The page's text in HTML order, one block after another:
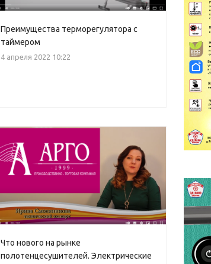
Преимущества терморегулятора с
таймером
4 апреля 2022 10:22
Что нового на рынке
полотенцесушителей. Электрические